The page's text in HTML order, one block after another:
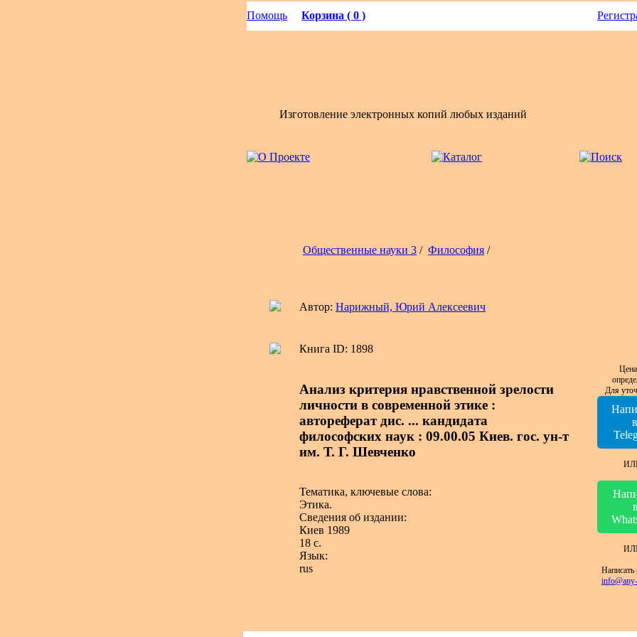
Помощь Корзина ( 0 )
Изготовление электронных копий любых изданий
Общественные науки 3 / Философия /
Автор: Нарижный, Юрий Алексеевич
Книга ID: 1898
Анализ критерия нравственной зрелости
личности в современной этике :
автореферат дис. ... кандидата
философских наук : 09.00.05 Киев. гос. ун-т
им. Т. Г. Шевченко
Тематика, ключевые слова:
Этика.
Сведения об издании:
Киев 1989
18 с.
Язык:
rus
Для
в
в
Написать